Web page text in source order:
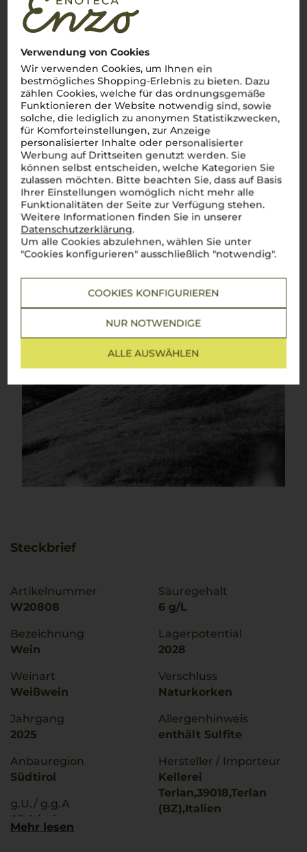
Verwendung von Cookies
Wir verwenden Cookies, um Ihnen ein
bestmögliches Shopping-Erlebnis zu bieten. Dazu
zählen Cookies, welche für das ordnungsgemäße
Funktionieren der Website notwendig sind, sowie
solche, die lediglich zu anonymen Statistikzwecken,
für Komforteinstellungen, zur Anzeige
personalisierter Inhalte oder personalisierter
Werbung auf Drittseiten genutzt werden. Sie
können selbst entscheiden, welche Kategorien Sie
zulassen möchten. Bitte beachten Sie, dass auf Basis
Ihrer Einstellungen womöglich nicht mehr alle
Funktionalitäten der Seite zur Verfügung stehen.
Weitere Informationen finden Sie in unserer
Datenschutzerklärung.
Um alle Cookies abzulehnen, wählen Sie unter
"Cookies konfigurieren" ausschließlich "notwendig".
COOKIES KONFIGURIEREN
NUR NOTWENDIGE
ALLE AUSWÄHLEN
Zwischen imposanten Berggipfeln und sonnenverwöhnten
Weinbergen entstehen Weine, die die Seele Italiens und das
alpine Terroir perfekt vereinen. Ob der erstklassige
Sauvignon Blanc oder der vollmundige
sind frisch, elegant und unverwechselbar. Dazu
kommen regionale Spezialitäten wie der leichte Vernatsch,
der perfekt zu den herzhaften Gerichten der alpinencucina
passt. Jeder SchluckSüdtiroler Weinist eine Hommage an
die Schönheit und Vielfalt dieser einzigartigen Region.Salute
a Südtirol
Mehr Weine aus Südtirol
Steckbrief
Artikelnummer
W20808
Bezeichnung
Wein
Weinart
Weißwein
Jahrgang
2025
Anbauregion
Südtirol
g.U./ g.g.A
Südtirol
Säuregehalt
6 g/L
Lagerpotential
2028
Verschluss
Naturkorken
Allergenhinweis
enthält Sulfite
Hersteller / Importeur
Kellerei
Terlan,39018,Terlan
(BZ),Italien
Mehr lesen